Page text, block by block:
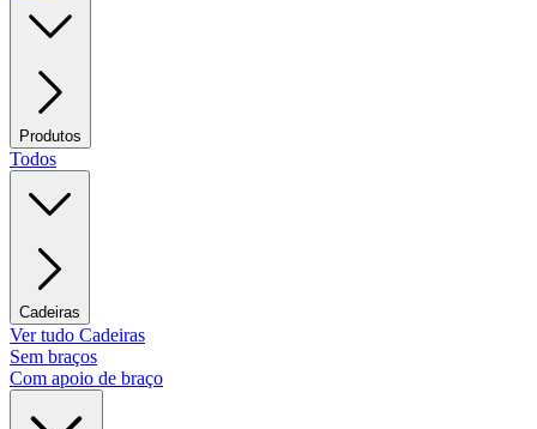
Produtos
Todos
Cadeiras
Ver tudo Cadeiras
Sem braços
Com apoio de braço